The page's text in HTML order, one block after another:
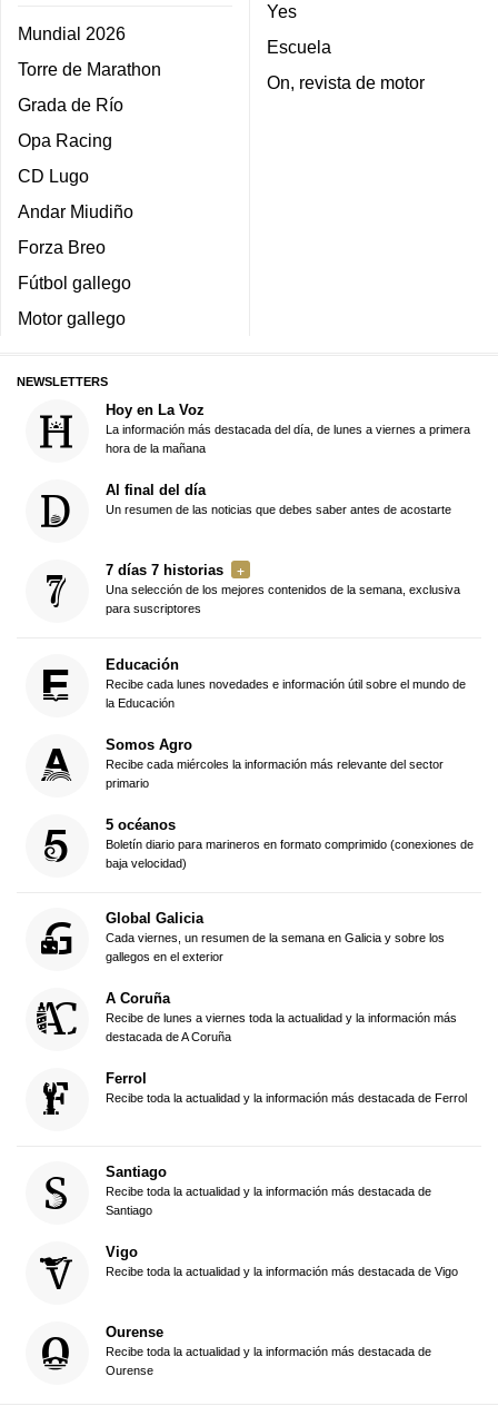
Mundial 2026
Torre de Marathon
Grada de Río
Opa Racing
CD Lugo
Andar Miudiño
Forza Breo
Fútbol gallego
Motor gallego
Yes
Escuela
On, revista de motor
NEWSLETTERS
Hoy en La Voz
La información más destacada del día, de lunes a viernes a primera
hora de la mañana
Al final del día
Un resumen de las noticias que debes saber antes de acostarte
7 días 7 historias
Una selección de los mejores contenidos de la semana, exclusiva
para suscriptores
Educación
Recibe cada lunes novedades e información útil sobre el mundo de
la Educación
Somos Agro
Recibe cada miércoles la información más relevante del sector
primario
5 océanos
Boletín diario para marineros en formato comprimido (conexiones de
baja velocidad)
Global Galicia
Cada viernes, un resumen de la semana en Galicia y sobre los
gallegos en el exterior
A Coruña
Recibe de lunes a viernes toda la actualidad y la información más
destacada de A Coruña
Ferrol
Recibe toda la actualidad y la información más destacada de Ferrol
Santiago
Recibe toda la actualidad y la información más destacada de
Santiago
Vigo
Recibe toda la actualidad y la información más destacada de Vigo
Ourense
Recibe toda la actualidad y la información más destacada de
Ourense